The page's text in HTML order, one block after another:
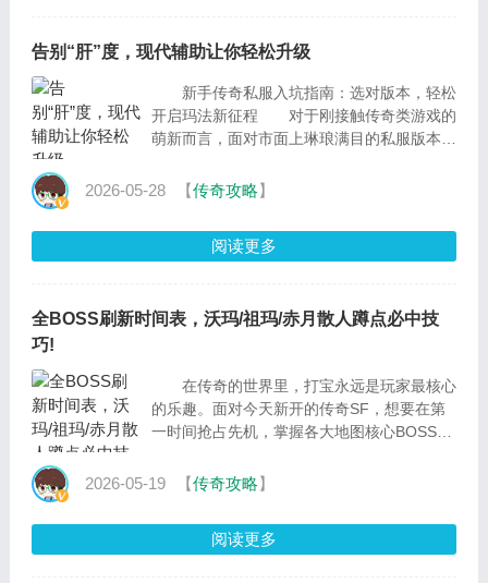
告别“肝”度，现代辅助让你轻松升级
新手传奇私服入坑指南：选对版本，轻松
开启玛法新征程 对于刚接触传奇类游戏的
萌新而言，面对市面上琳琅满目的私服版本，
的选服思路
2026-05-28 【传奇攻略】
阅读更多
全BOSS刷新时间表，沃玛/祖玛/赤月散人蹲点必中技
巧!
在传奇的世界里，打宝永远是玩家最核心
的乐趣。面对今天新开的传奇SF，想要在第
一时间抢占先机，掌握各大地图核心BOSS的
玩、赚取第一
2026-05-19 【传奇攻略】
阅读更多